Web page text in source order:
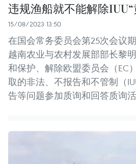
违规渔船就不能解除IUU“
15/08/2023 13:50
在国会常务委员会第25次会议期
越南农业与农村发展部部长黎
和保护、解除欧盟委员会（EC
取的非法、不报告和不管制（
告等问题参加质询和回答质询活